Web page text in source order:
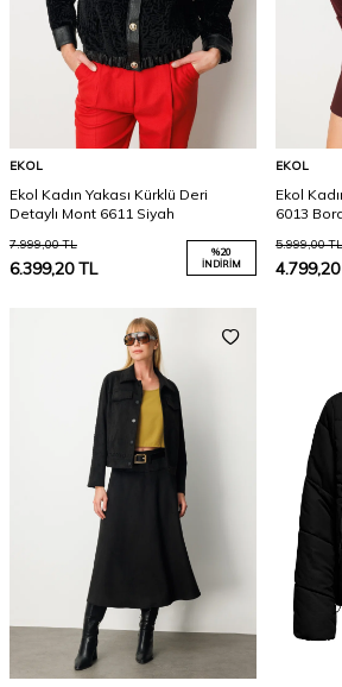
EKOL
Ekol Kadın Yakası Kürklü Deri
Detaylı Mont 6611 Siyah
7.999,00TL
6.399,20TL
%20
İNDIRIM
EKOL
Ekol
6013
5.999,00TL
4.799,20